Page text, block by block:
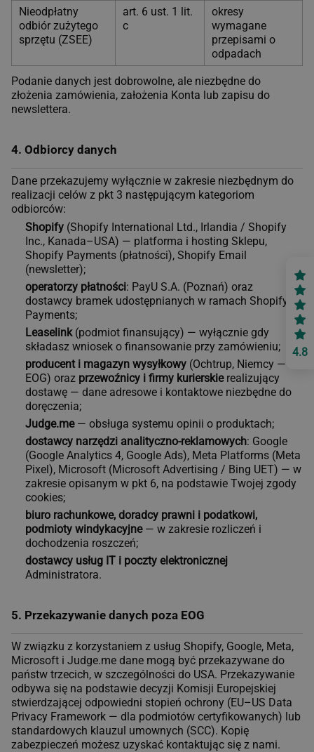
Nieodpłatny
odbiór zużytego
sprzętu (ZSEE)
art. 6 ust. 1 lit.
c
okresy
wymagane
przepisami o
odpadach
Podanie danych jest dobrowolne, ale niezbędne do
złożenia zamówienia, założenia Konta lub zapisu do
newslettera.
4. Odbiorcy danych
Dane przekazujemy wyłącznie w zakresie niezbędnym do
realizacji celów z pkt 3 następującym kategoriom
odbiorców:
Shopify (Shopify International Ltd., Irlandia / Shopify
Inc., Kanada–USA) — platforma i hosting Sklepu,
Shopify Payments (płatności), Shopify Email
(newsletter);
operatorzy płatności: PayU S.A. (Poznań) oraz
dostawcy bramek udostępnianych w ramach Shopify
Payments;
Leaselink(podmiot finansujący) — wyłącznie gdy
składasz wniosek o finansowanie przy zamówieniu;
producent i magazyn wysyłkowy (Ochtrup, Niemcy —
EOG) oraz przewoźnicy i firmy kurierskierealizujący
dostawę — dane adresowe i kontaktowe niezbędne do
doręczenia;
Judge.me— obsługa systemu opinii o produktach;
dostawcy narzędzi analityczno-reklamowych: Google
(Google Analytics 4, Google Ads), Meta Platforms (Meta
Pixel), Microsoft (Microsoft Advertising / Bing UET) — w
zakresie opisanym w pkt 6, na podstawie Twojej zgody
cookies;
biuro rachunkowe, doradcy prawni i podatkowi,
podmioty windykacyjne— w zakresie rozliczeń i
dochodzenia roszczeń;
dostawcy usług IT i poczty elektronicznej
Administratora.
5. Przekazywanie danych poza EOG
W związku z korzystaniem z usług Shopify, Google, Meta,
Microsoft i Judge.me dane mogą być przekazywane do
państw trzecich, w szczególności do USA. Przekazywanie
odbywa się na podstawie decyzji Komisji Europejskiej
stwierdzającej odpowiedni stopień ochrony (EU–US Data
Privacy Framework — dla podmiotów certyfikowanych) lub
standardowych klauzul umownych (SCC). Kopię
zabezpieczeń możesz uzyskać kontaktując się z nami.
4.8